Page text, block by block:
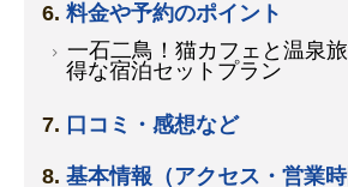
料金や予約のポイント
一石二鳥！猫カフェと温泉
得な宿泊セットプラン
口コミ・感想など
基本情報（アクセス・営業時